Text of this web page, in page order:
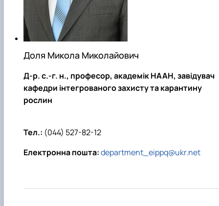
Доля Микола Миколайович
Д-р. с.-г. н., професор, академік НААН, завідувач
кафедри інтегрованого захисту та карантину
рослин
Тел.: (044) 527-82-12
Електронна пошта:department_eippq@ukr.net